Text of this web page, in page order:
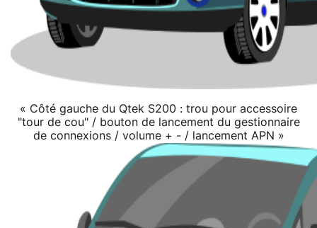
« Côté gauche du Qtek S200 : trou pour accessoire
"tour de cou" / bouton de lancement du gestionnaire
de connexions / volume + - / lancement APN »